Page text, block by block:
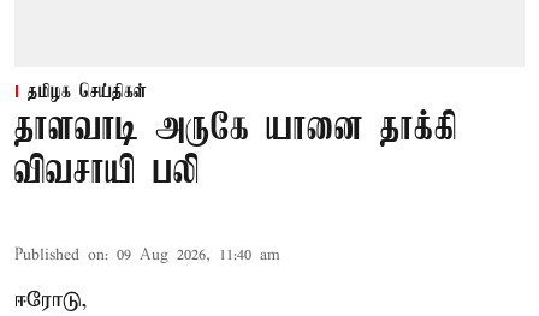
தமிழக செய்திகள்
தாளவாடி அருகே யானை தாக்கி
விவசாயி பலி
Published on: 09 Aug 2026, 11:40 am
ஈரோடு,